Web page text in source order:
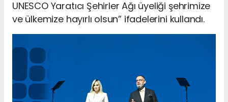
UNESCO Yaratıcı Şehirler Ağı üyeliği şehrimize
ve ülkemize hayırlı olsun” ifadelerini kullandı.